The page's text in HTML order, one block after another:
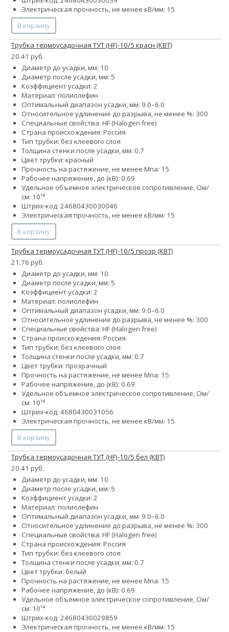
Электрическая прочность, не менее кВ/мм: 15
В корзину
Трубка термоусадочная ТУТ (HF)-10/5 красн (КВТ)
20.41 руб.
Диаметр до усадки, мм: 10
Диаметр после усадки, мм: 5
Коэффициент усадки: 2
Материал: полиолефин
Оптимальный диапазон усадки, мм: 9.0–6.0
Относительное удлинение до разрыва, не менее %: 300
Специальные свойства: HF (Halogen free)
Страна происхождения: Россия
Тип трубки: без клеевого слоя
Толщина стенки после усадки, мм: 0.7
Цвет трубки: красный
Прочность на растяжение, не менее Мпа: 15
Рабочее напряжение, до (кВ): 0.69
Удельное объемное электрическое сопротивление, Ом/
см: 10¹⁴
Штрих-код: 24680430030046
Электрическая прочность, не менее кВ/мм: 15
В корзину
Трубка термоусадочная ТУТ (HF)-10/5 прозр (КВТ)
21.76 руб.
Диаметр до усадки, мм: 10
Диаметр после усадки, мм: 5
Коэффициент усадки: 2
Материал: полиолефин
Оптимальный диапазон усадки, мм: 9.0–6.0
Относительное удлинение до разрыва, не менее %: 300
Специальные свойства: HF (Halogen free)
Страна происхождения: Россия
Тип трубки: без клеевого слоя
Толщина стенки после усадки, мм: 0.7
Цвет трубки: прозрачный
Прочность на растяжение, не менее Мпа: 15
Рабочее напряжение, до (кВ): 0.69
Удельное объемное электрическое сопротивление, Ом/
см: 10¹⁴
Штрих-код: 4680430031056
Электрическая прочность, не менее кВ/мм: 15
В корзину
Трубка термоусадочная ТУТ (HF)-10/5 бел (КВТ)
20.41 руб.
Диаметр до усадки, мм: 10
Диаметр после усадки, мм: 5
Коэффициент усадки: 2
Материал: полиолефин
Оптимальный диапазон усадки, мм: 9.0–6.0
Относительное удлинение до разрыва, не менее %: 300
Специальные свойства: HF (Halogen free)
Страна происхождения: Россия
Тип трубки: без клеевого слоя
Толщина стенки после усадки, мм: 0.7
Цвет трубки: белый
Прочность на растяжение, не менее Мпа: 15
Рабочее напряжение, до (кВ): 0.69
Удельное объемное электрическое сопротивление, Ом/
см: 10¹⁴
Штрих-код: 24680430029859
Электрическая прочность, не менее кВ/мм: 15